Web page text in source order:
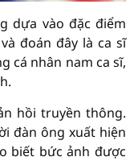
dựa vào đặc điểm
đoán đây là ca sĩ
cá nhân nam ca sĩ,
hồi truyền thông.
đàn ông xuất hiện
biết bức ảnh được